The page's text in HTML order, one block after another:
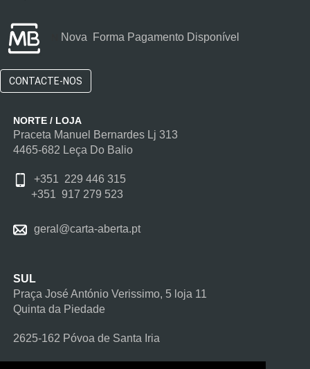
Nova Forma Pagamento Disponível
CONTACTE-NOS
NORTE / LOJA
Praceta Manuel Bernardes Lj 313
4465-682 Leça Do Balio
+351 229 446 315
+351 917 279 523
geral@carta-aberta.pt
SUL
Praça José António Verissimo, 5 loja 11
Quinta da Piedade
2625-162 Póvoa de Santa Iria